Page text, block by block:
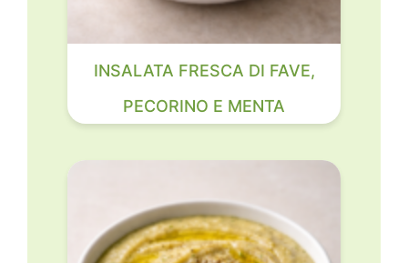
INSALATA FRESCA DI FAVE,
PECORINO E MENTA